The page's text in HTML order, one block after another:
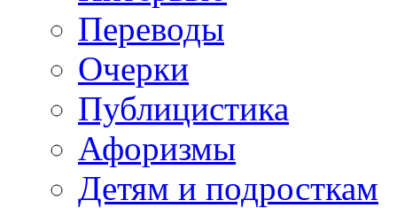
Переводы
Очерки
Публицистика
Афоризмы
Детям и подросткам